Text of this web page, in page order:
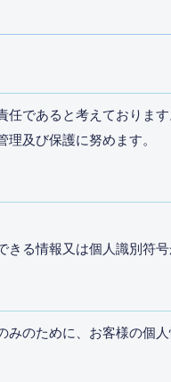
であると考えております
及び保護に努めます。
る情報又は個人識別符号
のために、お客様の個人